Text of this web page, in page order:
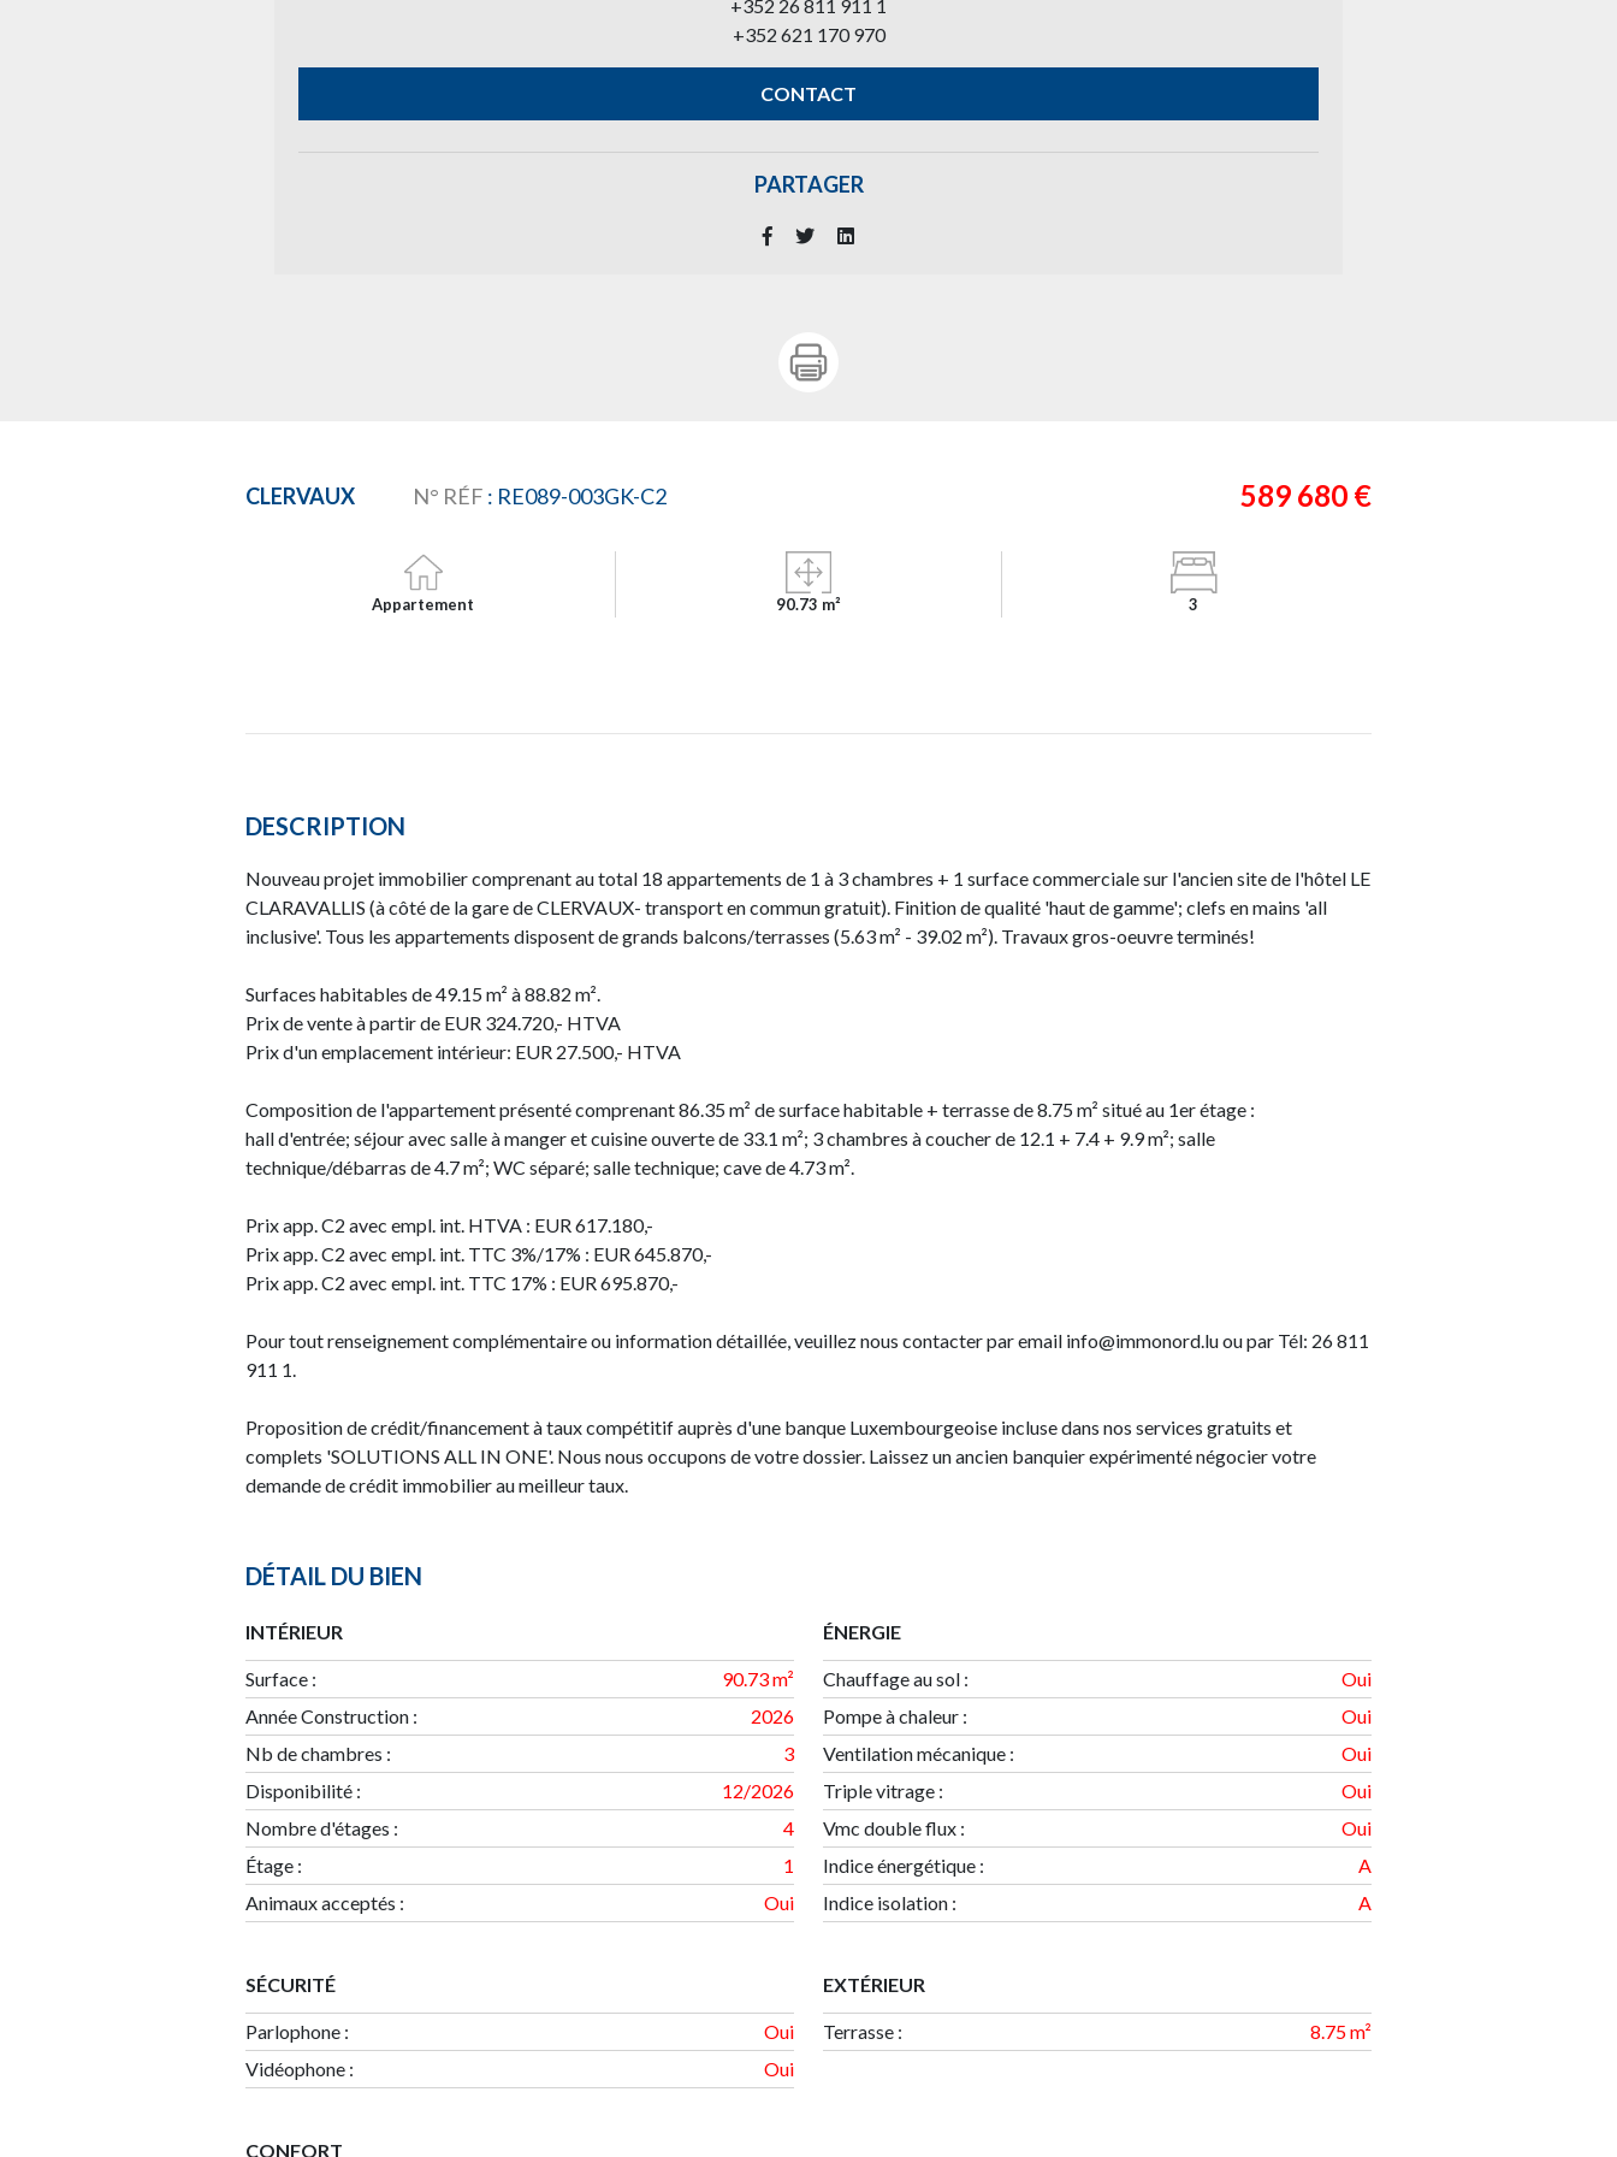
+352 26 811 911 1
+352 621 170 970
CONTACT
PARTAGER
CLERVAUX N° RÉF : RE089-003GK-C2 589 680 €
Appartement 90.73 m² 3
DESCRIPTION
Nouveau projet immobilier comprenant au total 18 appartements de 1 à 3 chambres + 1 surface commerciale sur l'ancien site de l'hôtel LE
CLARAVALLIS (à côté de la gare de CLERVAUX- transport en commun gratuit). Finition de qualité 'haut de gamme'; clefs en mains 'all
inclusive'. Tous les appartements disposent de grands balcons/terrasses (5.63 m² - 39.02 m²). Travaux gros-oeuvre terminés!
Surfaces habitables de 49.15 m² à 88.82 m².
Prix de vente à partir de EUR 324.720,- HTVA
Prix d'un emplacement intérieur: EUR 27.500,- HTVA
Composition de l'appartement présenté comprenant 86.35 m² de surface habitable + terrasse de 8.75 m² situé au 1er étage :
hall d'entrée; séjour avec salle à manger et cuisine ouverte de 33.1 m²; 3 chambres à coucher de 12.1 + 7.4 + 9.9 m²; salle
technique/débarras de 4.7 m²; WC séparé; salle technique; cave de 4.73 m².
Prix app. C2 avec empl. int. HTVA : EUR 617.180,-
Prix app. C2 avec empl. int. TTC 3%/17% : EUR 645.870,-
Prix app. C2 avec empl. int. TTC 17% : EUR 695.870,-
Pour tout renseignement complémentaire ou information détaillée, veuillez nous contacter par email info@immonord.lu ou par Tél: 26 811
911 1.
Proposition de crédit/financement à taux compétitif auprès d'une banque Luxembourgeoise incluse dans nos services gratuits et
complets 'SOLUTIONS ALL IN ONE'. Nous nous occupons de votre dossier. Laissez un ancien banquier expérimenté négocier votre
demande de crédit immobilier au meilleur taux.
DÉTAIL DU BIEN
INTÉRIEUR
Surface :
90.73 m²
Année Construction :
2026
Nb de chambres :
3
Disponibilité :
12/2026
Nombre d'étages :
4
Étage :
1
Animaux acceptés :
Oui
ÉNERGIE
Chauffage au sol :
Oui
Pompe à chaleur :
Oui
Ventilation mécanique :
Oui
Triple vitrage :
Oui
Vmc double flux :
Oui
Indice énergétique :
A
Indice isolation : A
SÉCURITÉ
Parlophone :
Oui
Vidéophone :
Oui
EXTÉRIEUR
Terrasse : 8.75 m²
CONFORT